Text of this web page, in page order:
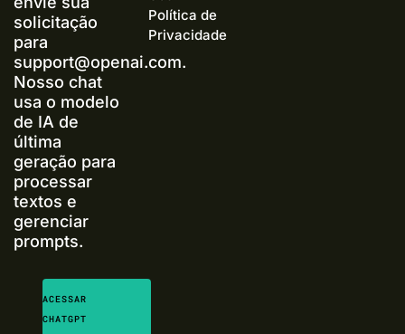
solicitação
para
support@openai.com.
Nosso chat
usa o modelo
de IA de
última
geração para
processar
textos e
gerenciar
prompts.
ACESSAR
CHATGPT
Política de
Privacidade